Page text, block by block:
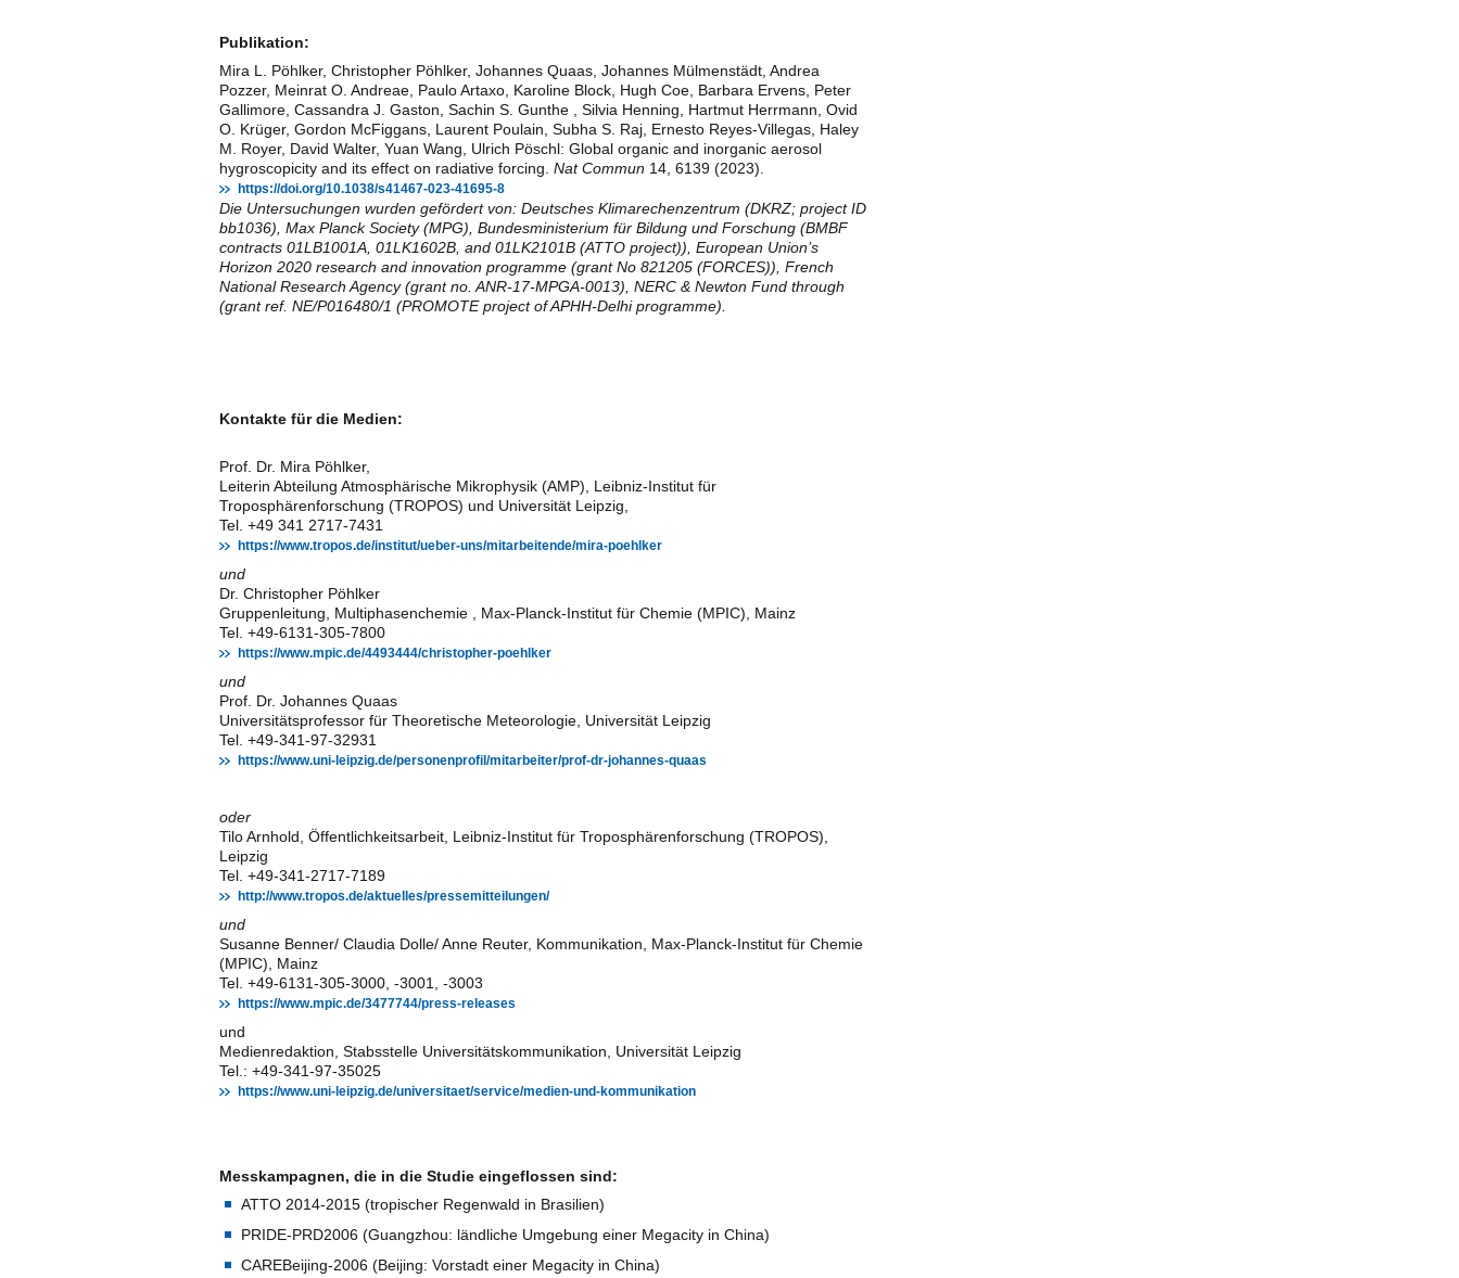
Publikation:
Mira L. Pöhlker, Christopher Pöhlker, Johannes Quaas, Johannes Mülmenstädt, Andrea
Pozzer, Meinrat O. Andreae, Paulo Artaxo, Karoline Block, Hugh Coe, Barbara Ervens, Peter
Gallimore, Cassandra J. Gaston, Sachin S. Gunthe , Silvia Henning, Hartmut Herrmann, Ovid
O. Krüger, Gordon McFiggans, Laurent Poulain, Subha S. Raj, Ernesto Reyes-Villegas, Haley
M. Royer, David Walter, Yuan Wang, Ulrich Pöschl: Global organic and inorganic aerosol
hygroscopicity and its effect on radiative forcing. Nat Commun 14, 6139 (2023).
https://doi.org/10.1038/s41467-023-41695-8
Die Untersuchungen wurden gefördert von: Deutsches Klimarechenzentrum (DKRZ; project ID
bb1036), Max Planck Society (MPG), Bundesministerium für Bildung und Forschung (BMBF
contracts 01LB1001A, 01LK1602B, and 01LK2101B (ATTO project)), European Union’s
Horizon 2020 research and innovation programme (grant No 821205 (FORCES)), French
National Research Agency (grant no. ANR-17-MPGA-0013), NERC & Newton Fund through
(grant ref. NE/P016480/1 (PROMOTE project of APHH-Delhi programme).
Kontakte für die Medien:
Prof. Dr. Mira Pöhlker,
Leiterin Abteilung Atmosphärische Mikrophysik (AMP), Leibniz-Institut für
Troposphärenforschung (TROPOS) und Universität Leipzig,
Tel. +49 341 2717-7431
https://www.tropos.de/institut/ueber-uns/mitarbeitende/mira-poehlker
und
Dr. Christopher Pöhlker
Gruppenleitung, Multiphasenchemie , Max-Planck-Institut für Chemie (MPIC), Mainz
Tel. +49-6131-305-7800
https://www.mpic.de/4493444/christopher-poehlker
und
Prof. Dr. Johannes Quaas
Universitätsprofessor für Theoretische Meteorologie, Universität Leipzig
Tel. +49-341-97-32931
https://www.uni-leipzig.de/personenprofil/mitarbeiter/prof-dr-johannes-quaas
oder
Tilo Arnhold, Öffentlichkeitsarbeit, Leibniz-Institut für Troposphärenforschung (TROPOS),
Leipzig
Tel. +49-341-2717-7189
http://www.tropos.de/aktuelles/pressemitteilungen/
und
Susanne Benner/ Claudia Dolle/ Anne Reuter, Kommunikation, Max-Planck-Institut für Chemie
(MPIC), Mainz
Tel. +49-6131-305-3000, -3001, -3003
https://www.mpic.de/3477744/press-releases
und
Medienredaktion, Stabsstelle Universitätskommunikation, Universität Leipzig
Tel.: +49-341-97-35025
https://www.uni-leipzig.de/universitaet/service/medien-und-kommunikation
Messkampagnen, die in die Studie eingeflossen sind:
ATTO 2014-2015 (tropischer Regenwald in Brasilien)
PRIDE-PRD2006 (Guangzhou: ländliche Umgebung einer Megacity in China)
CAREBeijing-2006 (Beijing: Vorstadt einer Megacity in China)